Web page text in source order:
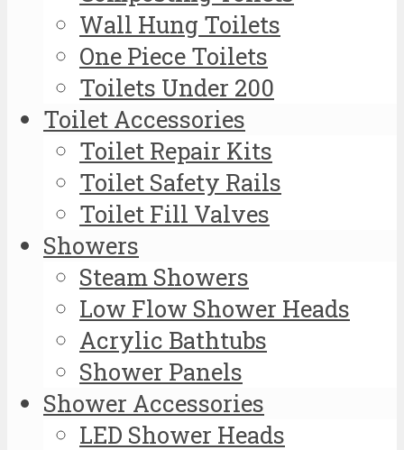
Wall Hung Toilets
One Piece Toilets
Toilets Under 200
Toilet Accessories
Toilet Repair Kits
Toilet Safety Rails
Toilet Fill Valves
Showers
Steam Showers
Low Flow Shower Heads
Acrylic Bathtubs
Shower Panels
Shower Accessories
LED Shower Heads